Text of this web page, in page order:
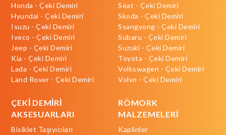
Honda - Çeki Demiri
Hyundai - Çeki Demiri
Isuzu - Çeki Demiri
Iveco - Çeki Demiri
Jeep - Çeki Demiri
Kia - Çeki Demiri
Lada - Çeki Demiri
Land Rover - Çeki Demiri
Seat - Çeki Demiri
Skoda - Çeki Demiri
Ssangyong - Çeki Demiri
Subaru - Çeki Demiri
Suzuki - Çeki Demiri
Toyota - Çeki Demiri
Volkswagen - Çeki Demiri
Volvo - Çeki Demiri
ÇEKİ DEMİRİ
AKSESUARLARI
Bisiklet Taşıyıcıları
RÖMORK
MALZEMELERİ
Kaplinler